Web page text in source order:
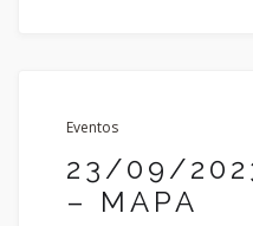
Eventos
23/09/
– MAPA